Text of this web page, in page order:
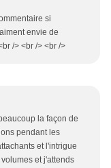
si
envie de
/> <br /> <br />
la façon de
pendant les
et l'intrigue
et j'attends